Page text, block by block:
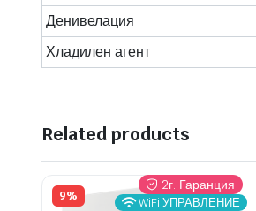
Денивелация
Хладилен агент
Related products
9%
2г. Гаранция
WiFi УПРАВЛЕНИЕ